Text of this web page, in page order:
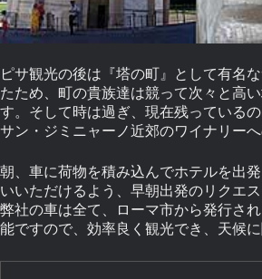
ピサ観光の後は『塔の町』として有名
たため、町の貴族達は競って次々と高
す。そして時は過ぎ、現在残っている
サン・ジミニャーノ近郊のワイナリー
朝、車に荷物を積み込んでホテルを出
いいただけるよう、早朝出発のリクエ
弊社の車は全て、ローマ市から発行さ
能ですので、効率良く観光でき、天候